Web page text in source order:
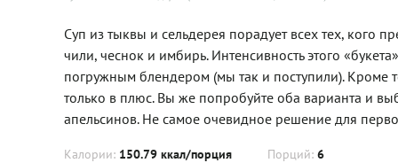
Суп из тыквы и сельдерея порадует всех тех, кого
чили, чеснок и имбирь. Интенсивность этого
погружным блендером (мы так и поступили). Кроме
только в плюс. Вы же попробуйте оба варианта и
апельсинов. Не самое очевидное решение для
Калории: 150.79 ккал/порция Порций: 6